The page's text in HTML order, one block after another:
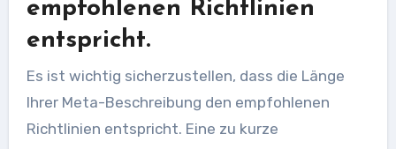
empfohlenen Richtlinien
entspricht.
Es ist wichtig sicherzustellen, dass die Länge
Ihrer Meta-Beschreibung den empfohlenen
Richtlinien entspricht. Eine zu kurze